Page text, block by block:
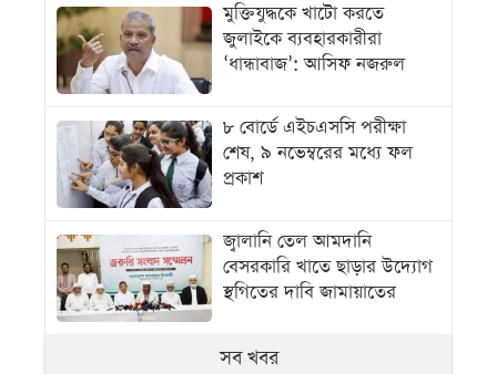
মুক্তিযুদ্ধকে খাটো করতে
জুলাইকে ব্যবহারকারীরা
‘ধান্ধাবাজ’: আসিফ নজরুল
৮ বোর্ডে এইচএসসি পরীক্ষা
শেষ, ৯ নভেম্বরের মধ্যে ফল
প্রকাশ
জ্বালানি তেল আমদানি
বেসরকারি খাতে ছাড়ার উদ্যোগ
স্থগিতের দাবি জামায়াতের
সব খবর